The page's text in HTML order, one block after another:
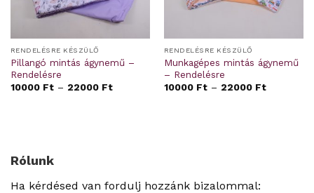
RENDELÉSRE KÉSZÜLŐ
Pillangó mintás ágynemű –
Rendelésre
10000 Ft– 22000 Ft
RENDELÉSRE KÉSZÜLŐ
Munkagépes mintás ágynemű
– Rendelésre
10000 Ft– 22000 Ft
Rólunk
Ha kérdésed van fordulj hozzánk bizalommal: